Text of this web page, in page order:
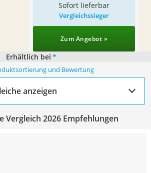
Sofort lieferbar
Vergleichssieger
Zum Angebot »
Erhältlich bei *
und Bewertung
anzeigen
Vergleich 2026 Empfehlungen